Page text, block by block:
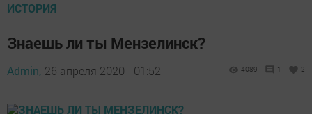
ИСТОРИЯ
Знаешь ли ты Мензелинск?
Admin, 26 апреля 2020 - 01:52 4089 1 2